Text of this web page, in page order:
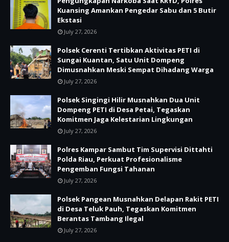
Kuansing Amankan Pengedar Sabu dan 5 Butir
Ekstasi
July 27, 2026
Polsek Cerenti Tertibkan Aktivitas PETI di
Sungai Kuantan, Satu Unit Dompeng
Dimusnahkan Meski Sempat Dihadang Warga
July 27, 2026
Polsek Singingi Hilir Musnahkan Dua Unit
Dompeng PETI di Desa Petai, Tegaskan
Komitmen Jaga Kelestarian Lingkungan
July 27, 2026
Polres Kampar Sambut Tim Supervisi Dittahti
Polda Riau, Perkuat Profesionalisme
Pengemban Fungsi Tahanan
July 27, 2026
Polsek Pangean Musnahkan Delapan Rakit PETI
di Desa Teluk Pauh, Tegaskan Komitmen
Berantas Tambang Ilegal
July 27, 2026